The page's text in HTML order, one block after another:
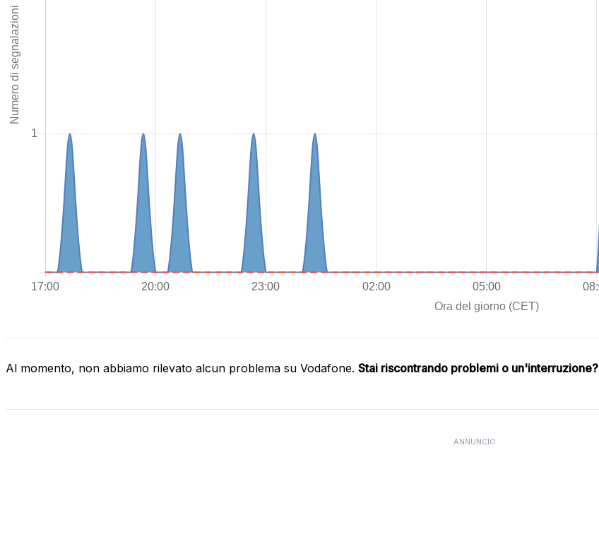
Al momento, non abbiamo rilevato alcun problema su Vodafone. Stai riscontrando problemi o un'interruzione?
ANNUNCIO